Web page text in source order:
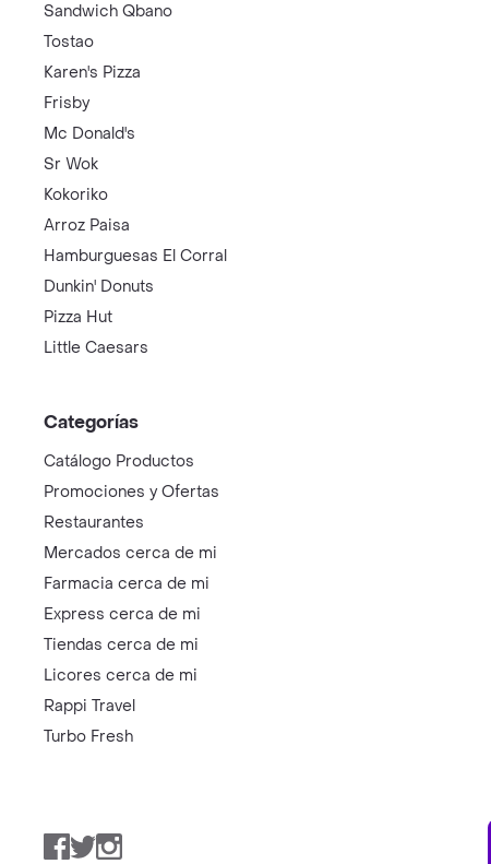
Sandwich Qbano
Tostao
Karen's Pizza
Frisby
Mc Donald's
Sr Wok
Kokoriko
Arroz Paisa
Hamburguesas El Corral
Dunkin' Donuts
Pizza Hut
Little Caesars
Categorías
Catálogo Productos
Promociones y Ofertas
Restaurantes
Mercados cerca de mi
Farmacia cerca de mi
Express cerca de mi
Tiendas cerca de mi
Licores cerca de mi
Rappi Travel
Turbo Fresh
Facebook
TwitterInstagram